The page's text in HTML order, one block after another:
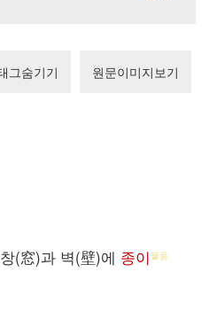
그숨기기 원문이미지보기
(窓)과 벽(壁)에 종이 물품